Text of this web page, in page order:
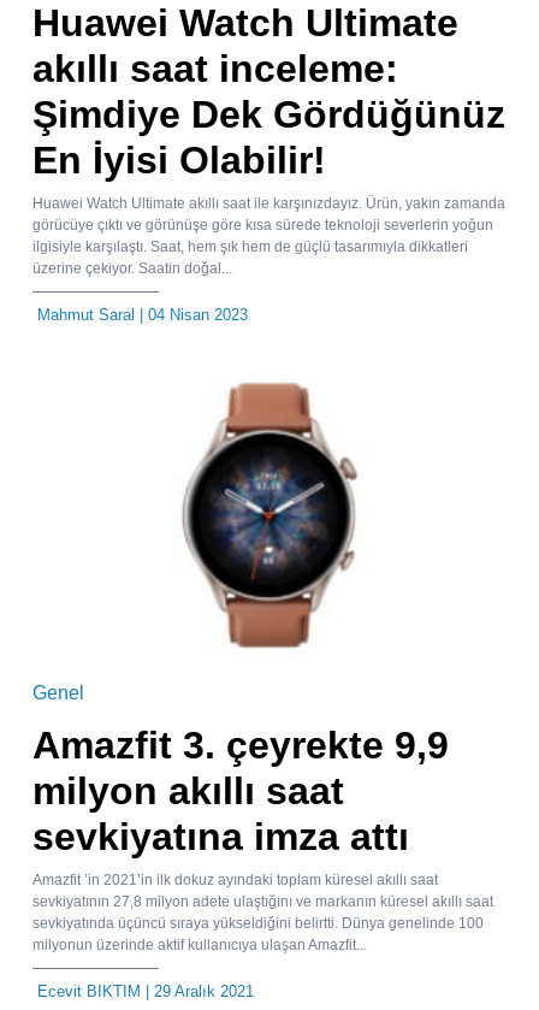
Huawei Watch Ultimate
akıllı saat inceleme:
Şimdiye Dek Gördüğünüz
En İyisi Olabilir!
Huawei Watch Ultimate akıllı saat ile karşınızdayız. Ürün, yakın zamanda
görücüye çıktı ve görünüşe göre kısa sürede teknoloji severlerin yoğun
ilgisiyle karşılaştı. Saat, hem şık hem de güçlü tasarımıyla dikkatleri
üzerine çekiyor. Saatin doğal...
Mahmut Saral | 04 Nisan 2023
Genel
Amazfit 3. çeyrekte 9,9
milyon akıllı saat
sevkiyatına imza attı
Amazfit ’in 2021’in ilk dokuz ayındaki toplam küresel akıllı saat
sevkiyatının 27,8 milyon adete ulaştığını ve markanın küresel akıllı saat
sevkiyatında üçüncü sıraya yükseldiğini belirtti. Dünya genelinde 100
milyonun üzerinde aktif kullanıcıya ulaşan Amazfit...
Ecevit BIKTIM | 29 Aralık 2021